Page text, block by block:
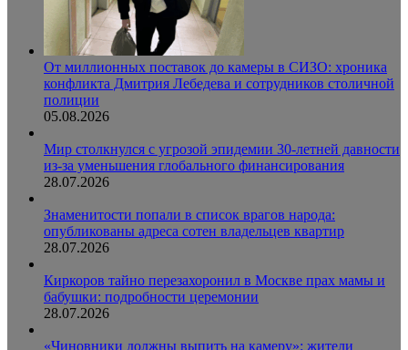
От миллионных поставок до камеры в СИЗО: хроника
конфликта Дмитрия Лебедева и сотрудников столичной
полиции
05.08.2026
Мир столкнулся с угрозой эпидемии 30-летней давности
из-за уменьшения глобального финансирования
28.07.2026
Знаменитости попали в список врагов народа:
опубликованы адреса сотен владельцев квартир
28.07.2026
Киркоров тайно перезахоронил в Москве прах мамы и
бабушки: подробности церемонии
28.07.2026
«Чиновники должны выпить на камеру»: жители